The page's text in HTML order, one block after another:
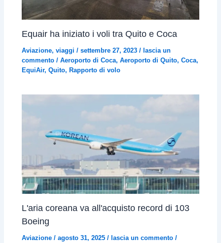
Equair ha iniziato i voli tra Quito e Coca
Aviazione,viaggi /settembre 27, 2023/lascia un
commento /Aeroporto di Coca,Aeroporto di Quito,Coca,
EquiAir,Quito,Rapporto di volo
L'aria coreana va all'acquisto record di 103
Boeing
Aviazione /agosto 31, 2025/ lascia un commento /